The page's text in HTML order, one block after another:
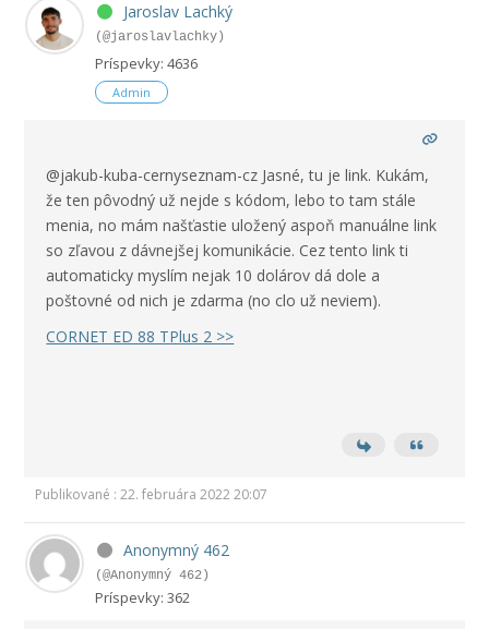
Jaroslav Lachký
(@jaroslavlachky)
Príspevky: 4636
Admin
@jakub-kuba-cernyseznam-cz Jasné, tu je link. Kukám,
že ten pôvodný už nejde s kódom, lebo to tam stále
menia, no mám našťastie uložený aspoň manuálne link
so zľavou z dávnejšej komunikácie. Cez tento link ti
automaticky myslím nejak 10 dolárov dá dole a
poštovné od nich je zdarma (no clo už neviem).
CORNET ED 88 TPlus 2 >>
Publikované : 22. februára 2022 20:07
Anonymný 462
(@Anonymný 462)
Príspevky: 362